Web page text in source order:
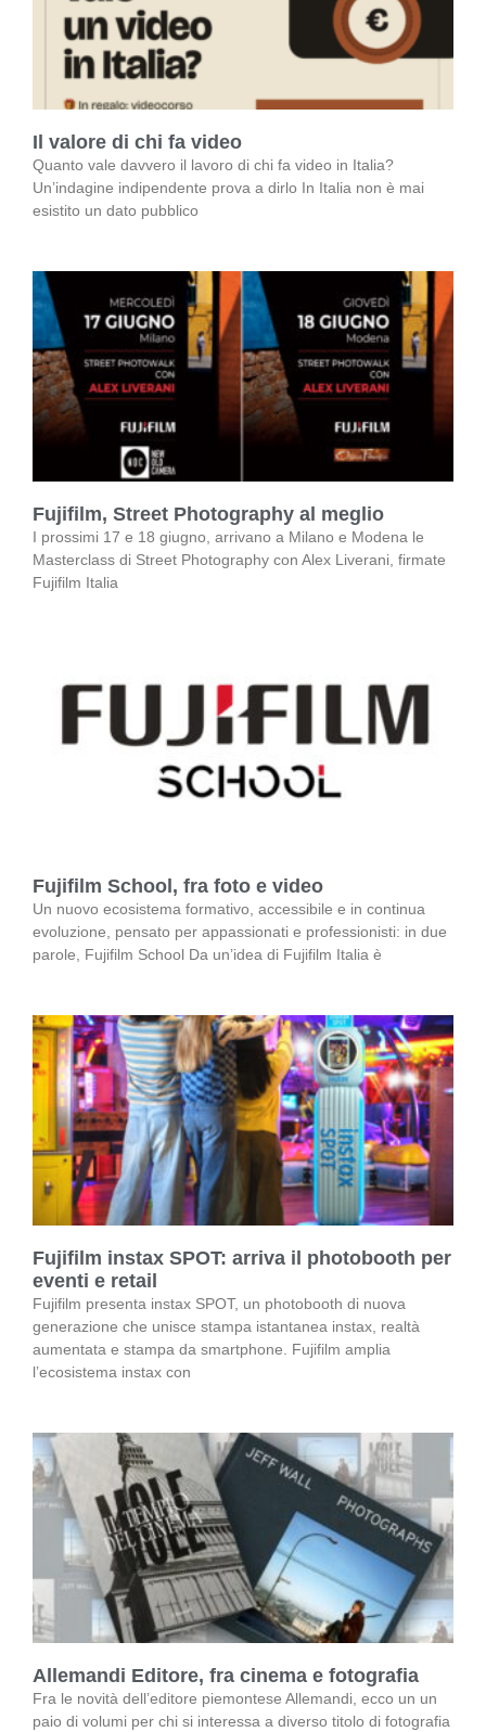
Il valore di chi fa video
Quanto vale davvero il lavoro di chi fa video in Italia?
Un’indagine indipendente prova a dirlo In Italia non è mai
esistito un dato pubblico
Fujifilm, Street Photography al meglio
I prossimi 17 e 18 giugno, arrivano a Milano e Modena le
Masterclass di Street Photography con Alex Liverani, firmate
Fujifilm Italia
Fujifilm School, fra foto e video
Un nuovo ecosistema formativo, accessibile e in continua
evoluzione, pensato per appassionati e professionisti: in due
parole, Fujifilm School Da un’idea di Fujifilm Italia è
Fujifilm instax SPOT: arriva il photobooth per
eventi e retail
Fujifilm presenta instax SPOT, un photobooth di nuova
generazione che unisce stampa istantanea instax, realtà
aumentata e stampa da smartphone. Fujifilm amplia
l’ecosistema instax con
Allemandi Editore, fra cinema e fotografia
Fra le novità dell’editore piemontese Allemandi, ecco un un
paio di volumi per chi si interessa a diverso titolo di fotografia